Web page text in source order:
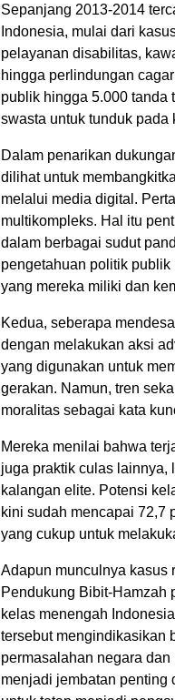
Sepanjang 2013-2014
Indonesia, mulai dari
pelayanan disabilitas,
hingga perlindungan
publik hingga 5.000 tanda
swasta untuk tunduk pada
Dalam penarikan
dilihat untuk
melalui media digital.
multikompleks. Hal itu
dalam berbagai sudut
pengetahuan politik
yang mereka miliki dan
Kedua, seberapa
dengan melakukan aksi
yang digunakan untuk
gerakan. Namun, tren
moralitas sebagai kata
Mereka menilai bahwa
juga praktik culas lainnya,
kalangan elite. Potensi
kini sudah mencapai 72,7
yang cukup untuk
Adapun munculnya kasus
Pendukung Bibit-Hamzah
kelas menengah
tersebut mengindikasikan
permasalahan negara
menjadi jembatan penting